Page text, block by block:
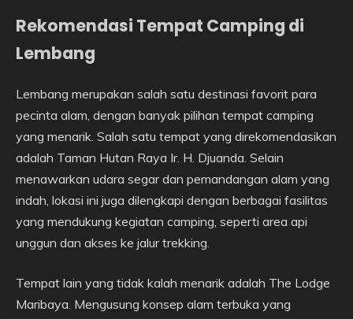
Rekomendasi Tempat Camping di
Lembang
Lembang merupakan salah satu destinasi favorit para
pecinta alam, dengan banyak pilihan tempat camping
yang menarik. Salah satu tempat yang direkomendasikan
adalah Taman Hutan Raya Ir. H. Djuanda. Selain
menawarkan udara segar dan pemandangan alam yang
indah, lokasi ini juga dilengkapi dengan berbagai fasilitas
yang mendukung kegiatan camping, seperti area api
unggun dan akses ke jalur trekking.
Tempat lain yang tidak kalah menarik adalah The Lodge
Maribaya. Mengusung konsep alam terbuka yang